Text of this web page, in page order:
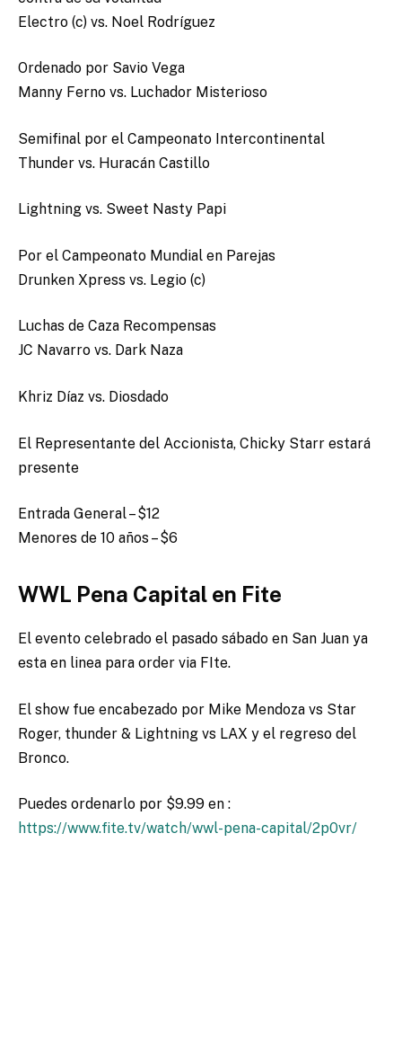
Electro (c) vs. Noel Rodríguez
Ordenado por Savio Vega
Manny Ferno vs. Luchador Misterioso
Semifinal por el Campeonato Intercontinental
Thunder vs. Huracán Castillo
Lightning vs. Sweet Nasty Papi
Por el Campeonato Mundial en Parejas
Drunken Xpress vs. Legio (c)
Luchas de Caza Recompensas
JC Navarro vs. Dark Naza
Khriz Díaz vs. Diosdado
El Representante del Accionista, Chicky Starr estará
presente
Entrada General – $12
Menores de 10 años – $6
WWL Pena Capital en Fite
El evento celebrado el pasado sábado en San Juan ya
esta en linea para order via FIte.
El show fue encabezado por Mike Mendoza vs Star
Roger, thunder & Lightning vs LAX y el regreso del
Bronco.
Puedes ordenarlo por $9.99 en :
https://www.fite.tv/watch/wwl-pena-capital/2p0vr/